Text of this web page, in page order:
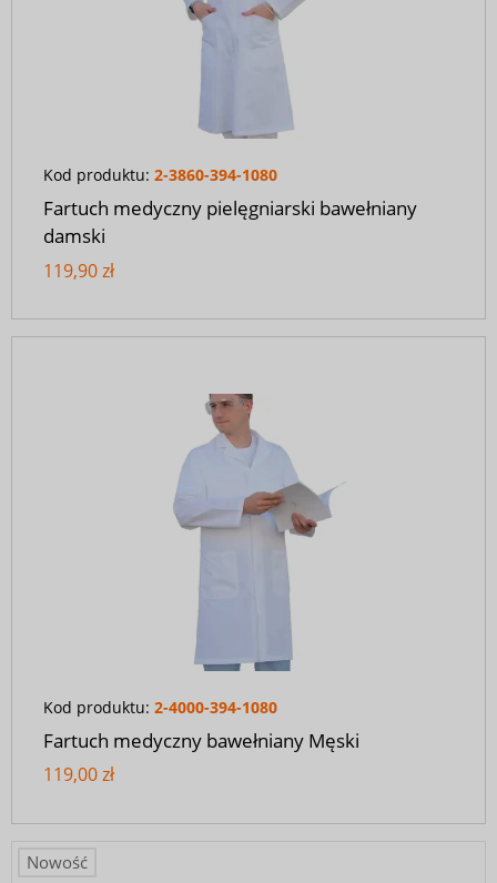
Kod produktu: 2-3860-394-1080
Fartuch medyczny pielęgniarski bawełniany
damski
119,90 zł
Kod produktu: 2-4000-394-1080
Fartuch medyczny bawełniany Męski
119,00 zł
Nowość